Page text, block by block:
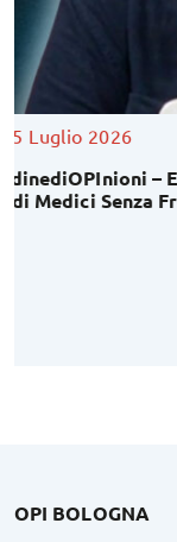
venerdì
OPI BOLOGNA